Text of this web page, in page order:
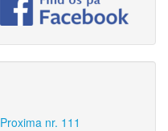
Proxima nr. 111